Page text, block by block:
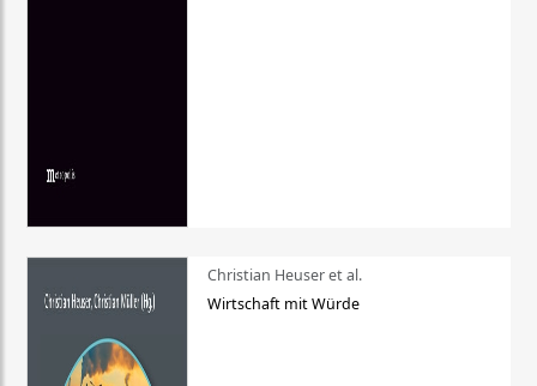
Christian Heuser et al.
Wirtschaft mit Würde